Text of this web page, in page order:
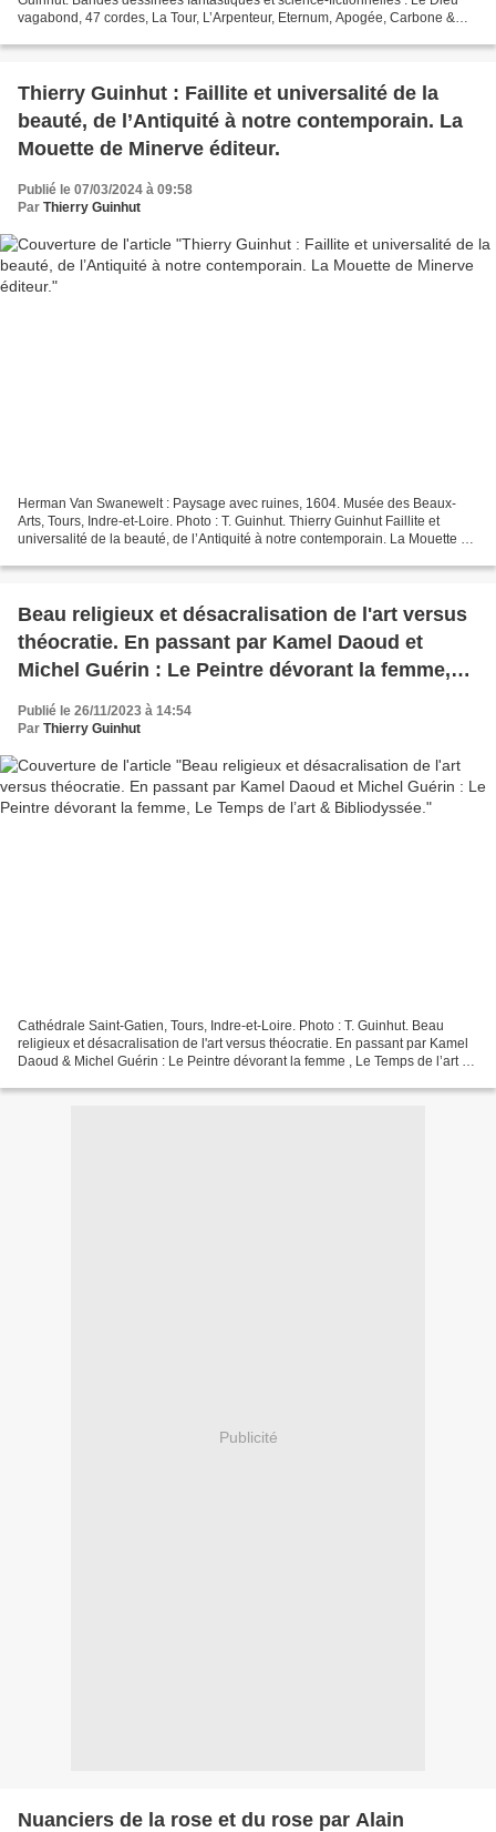
vagabond, 47 cordes, La Tour, L’Arpenteur, Eternum, Apogée, Carbone &
Thierry Guinhut : Faillite et universalité de la
beauté, de l’Antiquité à notre contemporain. La
Mouette de Minerve éditeur.
Publié le 07/03/2024 à 09:58
Par Thierry Guinhut
Herman Van Swanewelt : Paysage avec ruines, 1604. Musée des Beaux-
Arts, Tours, Indre-et-Loire. Photo : T. Guinhut. Thierry Guinhut Faillite et
universalité de la beauté, de l’Antiquité à notre contemporain. La Mouette de
Beau religieux et désacralisation de l'art versus
théocratie. En passant par Kamel Daoud et
Michel Guérin : Le Peintre dévorant la femme,
Le Temps de l’art & Bibliodyssée.
Publié le 26/11/2023 à 14:54
Par Thierry Guinhut
Cathédrale Saint-Gatien, Tours, Indre-et-Loire. Photo : T. Guinhut. Beau
religieux et désacralisation de l'art versus théocratie. En passant par Kamel
Daoud & Michel Guérin : Le Peintre dévorant la femme , Le Temps de l’art &
Publicité
Nuanciers de la rose et du rose par Alain